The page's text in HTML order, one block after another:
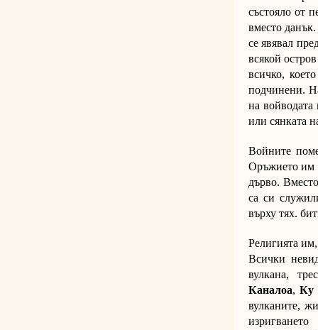
състояло от
вместо
се явявал
всякой
всичко,
подчинени.
на
или сянката
Войните
Оръжието им
дърво.
са си
върху тях.
Религията
Всички
вулкана,
Каналоа,Ку
вулканите,